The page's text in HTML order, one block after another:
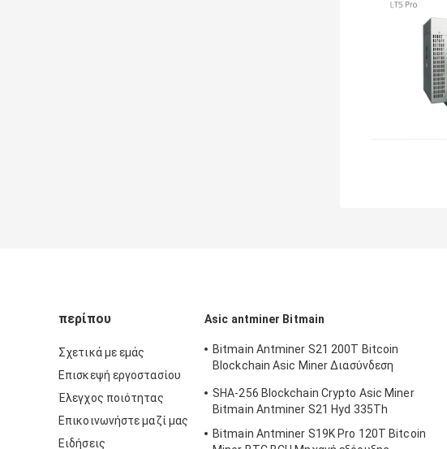
περίπου
Σχετικά με εμάς
Επισκεψή εργοστασίου
Έλεγχος ποιότητας
Επικοινωνήστε μαζί μας
Ειδήσεις
Asic antminer Bitmain
Bitmain Antminer S21 200T Bitcoin
Blockchain Asic Miner Διασύνδεση
SHA-256 Blockchain Crypto Asic Miner
Bitmain Antminer S21 Hyd 335Th
Bitmain Antminer S19K Pro 120T Bitcoin